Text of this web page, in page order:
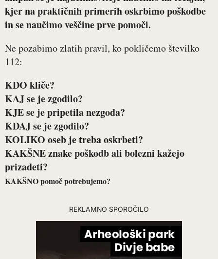
kjer na praktičnih primerih oskrbimo poškodbe
in se naučimo veščine prve pomoči.
Ne pozabimo zlatih pravil, ko pokličemo številko
112:
KDO kliče?
KAJ se je zgodilo?
KJE se je pripetila nezgoda?
KDAJ se je zgodilo?
KOLIKO oseb je treba oskrbeti?
KAKŠNE znake poškodb ali bolezni kažejo
prizadeti?
KAKŠNO pomoč potrebujemo?
REKLAMNO SPOROČILO